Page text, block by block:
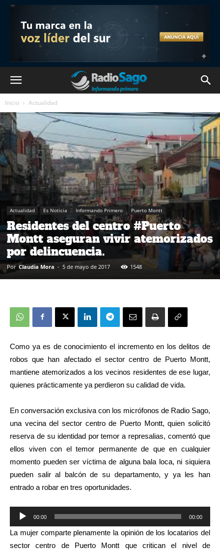
Inicio Actualidad
Actualidad Es Noticia Informando Primero Puerto Montt
Residentes del centro #Puerto
Montt aseguran vivir atemorizados
por delincuencia.
Por Claudia Mora - 5 de mayo de 2017 1548
Como ya es de conocimiento el incremento en los delitos de
robos que han afectado el sector centro de Puerto Montt,
mantiene atemorizados a los vecinos residentes de ese lugar,
quienes prácticamente ya perdieron su calidad de vida.
En conversación exclusiva con los micrófonos de Radio Sago,
una vecina del sector centro de Puerto Montt, quien solicitó
reserva de su identidad por temor a represalias, comentó que
ellos viven con el temor permanente de que en cualquier
momento pueden ser víctima de alguna bala loca, ni siquiera
pueden salir al balcón de su departamento, y ya les han
entrado a robar en tres oportunidades.
Reproductor
de
audio
00:00 00:00
La mujer comparte plenamente la opinión de los locatarios del
sector centro de Puerto Montt que critican el nivel de